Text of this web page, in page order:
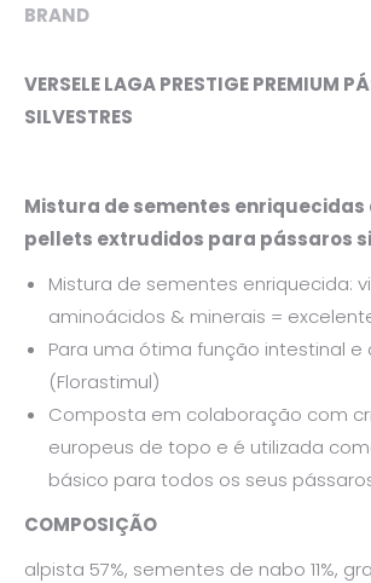
BRAND
VERSELE LAGA PRESTIGE PREMIUM
SILVESTRES
Mistura de sementes enriquecidas
pellets extrudidos para pássaros
Mistura de sementes enriquecida:
aminoácidos & minerais =
Para uma ótima função intestinal e
(Florastimul)
Composta em colaboração com
europeus de topo e é utilizada
básico para todos os seus
COMPOSIÇÃO
alpista 57%, sementes de nabo 11%,